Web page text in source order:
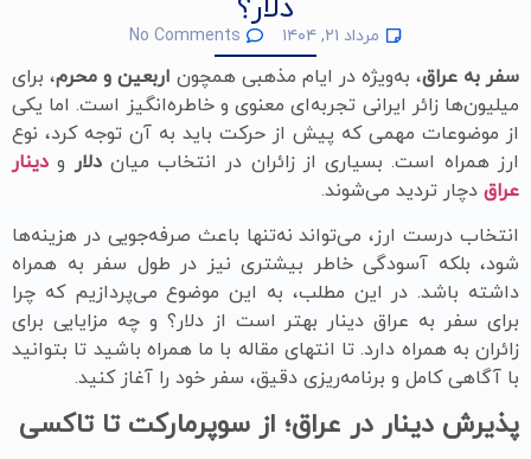
دلار؟
مرداد ۲۱, ۱۴۰۴ No Comments
سفر به عراق، به‌ویژه در ایام مذهبی همچون اربعین و محرم، برای
میلیون‌ها زائر ایرانی تجربه‌ای معنوی و خاطره‌انگیز است. اما یکی
از موضوعات مهمی که پیش از حرکت باید به آن توجه کرد، نوع
ارز همراه است. بسیاری از زائران در انتخاب میاندلار و دینار
عراق دچار تردید می‌شوند.
انتخاب درست ارز، می‌تواند نه‌تنها باعث صرفه‌جویی در هزینه‌ها
شود، بلکه آسودگی خاطر بیشتری نیز در طول سفر به همراه
داشته باشد. در این مطلب، به این موضوع می‌پردازیم که چرا
برای سفر به عراق دینار بهتر است از دلار؟ و چه مزایایی برای
زائران به همراه دارد. تا انتهای مقاله با ما همراه باشید تا بتوانید
با آگاهی کامل و برنامه‌ریزی دقیق، سفر خود را آغاز کنید.
پذیرش دینار در عراق؛ از سوپرمارکت تا تاکسی